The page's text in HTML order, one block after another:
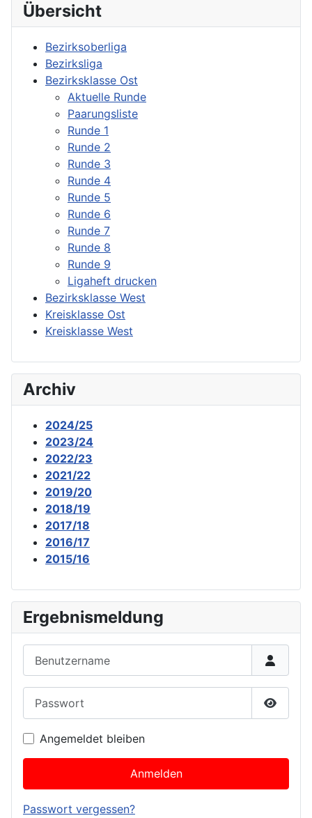
Übersicht
Bezirksoberliga
Bezirksliga
Bezirksklasse Ost
Aktuelle Runde
Paarungsliste
Runde 1
Runde 2
Runde 3
Runde 4
Runde 5
Runde 6
Runde 7
Runde 8
Runde 9
Ligaheft drucken
Bezirksklasse West
Kreisklasse Ost
Kreisklasse West
Archiv
2024/25
2023/24
2022/23
2021/22
2019/20
2018/19
2017/18
2016/17
2015/16
Ergebnismeldung
Angemeldet bleiben
Anmelden
Passwort vergessen?